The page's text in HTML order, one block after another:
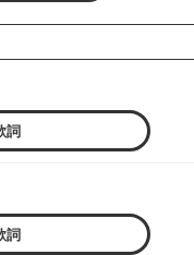
詞
詞